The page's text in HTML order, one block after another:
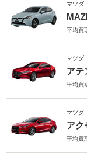
マツダ
平均買
マツダ
アテ
平均買
マツダ
アク
平均買